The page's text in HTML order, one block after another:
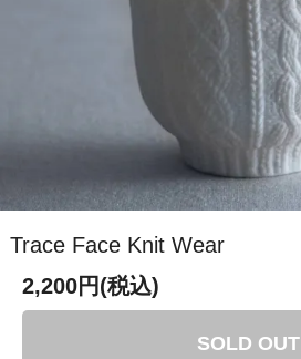
Trace Face Knit Wear
2,200円(税込)
SOLD OUT